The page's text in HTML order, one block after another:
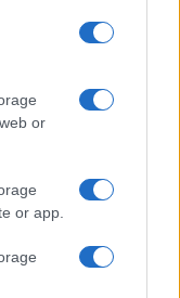
or
or app.
latach
byliście
MG jest
dziwnego.
sprzedaży.